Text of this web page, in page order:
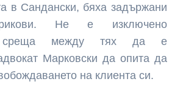
в Сандански, бяха задържани
Не е изключено
среща между тях да е
Марковски да опита да
на клиента си.